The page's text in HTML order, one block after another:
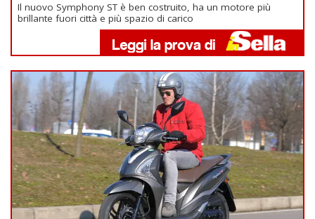
Il nuovo Symphony ST è ben costruito, ha un motore più
brillante fuori città e più spazio di carico